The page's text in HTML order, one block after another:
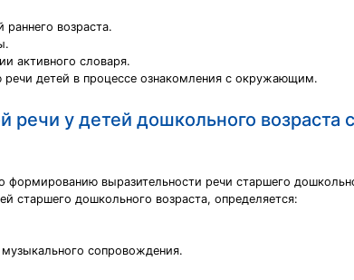
раннего возраста.
активного словаря.
детей в процессе ознакомления с окружающим.
у детей дошкольного возраста
формированию выразительности речи старшего
старшего дошкольного возраста, определяется:
сопровождения.